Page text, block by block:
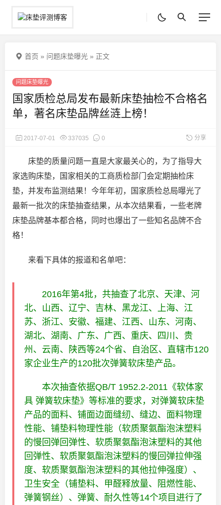
首页 » 问题床垫曝光 » 正文
问题床垫曝光
国家质检总局发布最新床垫抽检不合格名
单，著名床垫品牌丝涟上榜！
2017-07-01 337035 0 分享
床垫的质量问题一直是大家最关心的，为了指导大
家选购床垫，国家相关的工商质检部门会定期抽检床
垫，并发布监测结果！今年年初，国家质检总局曝光了
最新一批次的床垫抽查结果，从本次结果看，一些老牌
床垫品牌基本都合格，同时也爆出了一些知名品牌不合
格！
来看下具体的报道和名单吧：
2016年第4批，共抽查了北京、天津、河
北、山西、辽宁、吉林、黑龙江、上海、江
苏、浙江、安徽、福建、江西、山东、河南、
湖北、湖南、广东、广西、重庆、四川、贵
州、云南、陕西等24个省、自治区、直辖市120
家企业生产的120批次弹簧软床垫产品。
本次抽查依据QB/T 1952.2-2011《软体家
具 弹簧软床垫》等标准的要求，对弹簧软床垫
产品的面料、铺面边面缝纫、缝边、面料物理
性能、铺垫料物理性能（软质聚氨酯泡沫塑料
的慢回弹回弹性、软质聚氨酯泡沫塑料的其他
回弹性、软质聚氨酯泡沫塑料的慢回弹拉伸强
度、软质聚氨酯泡沫塑料的其他拉伸强度）、
卫生安全（铺垫料、甲醛释放量、阻燃性能、
弹簧钢丝）、弹簧、耐久性等14个项目进行了